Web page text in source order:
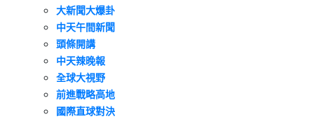
大新聞大爆卦
中天午間新聞
頭條開講
中天辣晚報
全球大視野
前進戰略高地
國際直球對決